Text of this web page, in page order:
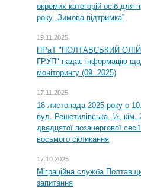
окремих категорій осіб для
року „Зимова підтримка”
19.11.2025
ПРаТ "ПОЛТАВСЬКИЙ
ГРУП" надає інформацію
моніторингу (09. 2025)
17.11.2025
18 листопада 2025 року о
вул. Решетилівська, ½, кім.
двадцятої позачергової
восьмого скликання
17.10.2025
Міграційна служба
запитання